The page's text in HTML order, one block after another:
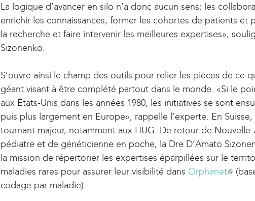
e
x
t
n
a
l
)
La logique d’avancer en silo n’a donc aucun sens: les
enrichir les connaissances, former les cohortes de patients et
la recherche et faire intervenir les meilleures expertises»,
Sizonenko.
S’ouvre ainsi le champ des outils pour relier les pièces de ce
géant visant à être complété partout dans le monde. «Si le
aux États­-Unis dans les années 1980, les initiatives se sont
puis plus largement en Europe», rappelle l’experte. En Suisse,
tournant majeur, notamment aux HUG. De retour de
pédiatre et de généticienne en poche, la Dre D’Amato
la mission de répertorier les expertises éparpillées sur le
maladies rares pour assurer leur visibilité dans Orphanet(
codage par maladie).